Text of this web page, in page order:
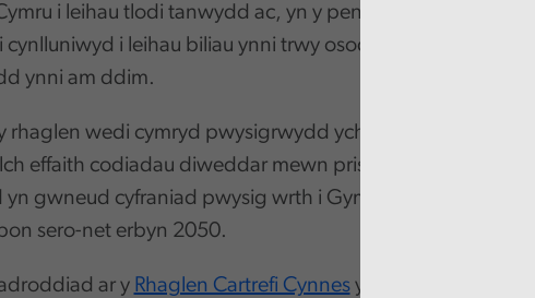
i leihau tlodi tanwydd ac, yn y pen draw, dileu tlodi
i leihau biliau ynni trwy osod mesurau
ynni am ddim.
rhaglen wedi cymryd pwysigrwydd ychwanegol ar adeg o
effaith codiadau diweddar mewn prisiau tanwydd. Mae'r
yn gwneud cyfraniad pwysig wrth i Gymru gofnodi llwybr at
sero-net erbyn 2050.
ar y Rhaglen Cartrefi Cynnesyn 2021, yn dilyn